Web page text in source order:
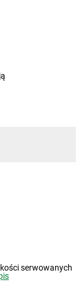
serwowanych